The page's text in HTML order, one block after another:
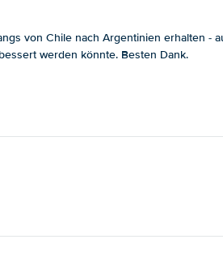
von Chile nach Argentinien erhalten -
werden könnte. Besten Dank.